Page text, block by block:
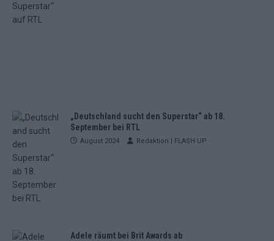
„Deutschland sucht den Superstar“ ab 18.
September bei RTL
August 2024 Redaktion | FLASH UP
Adele räumt bei Brit Awards ab